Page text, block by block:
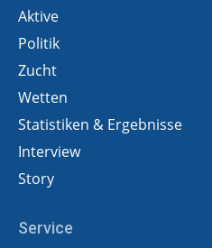
Aktive
Politik
Zucht
Wetten
Statistiken & Ergebnisse
Interview
Story
Service